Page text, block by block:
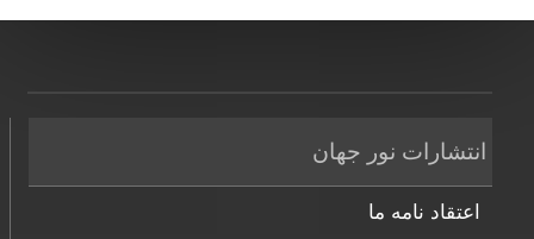
انتشارات نور جهان
اعتقاد نامه ما